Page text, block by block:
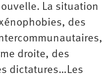
La situation
des
droite, des
dictatures…Les